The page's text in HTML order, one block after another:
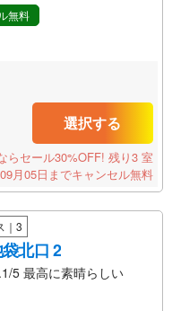
無料
選択する
らセール30%OFF! 残り3 室
09月05日までキャンセル無料
｜3
北口 2
5 最高に素晴らしい